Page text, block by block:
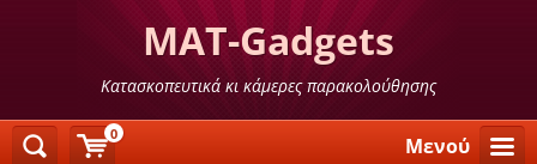
MAT-Gadgets
Κατασκοπευτικά κι κάμερες παρακολούθησης
Μενού
0